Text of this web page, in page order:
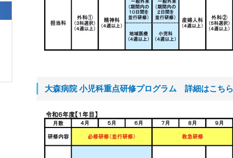
大森病院 小児科重点研修プログラム 詳細はこちら